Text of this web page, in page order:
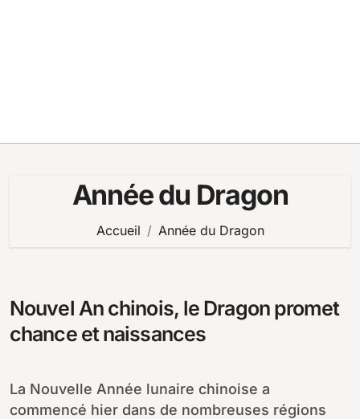
Année du Dragon
Accueil Année du Dragon
Nouvel An chinois, le Dragon promet
chance et naissances
La Nouvelle Année lunaire chinoise a
commencé hier dans de nombreuses régions